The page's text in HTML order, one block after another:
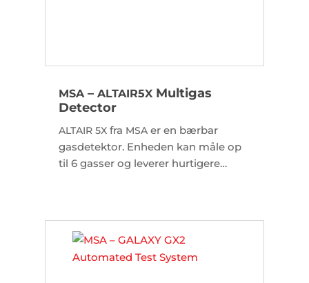
MSA– ALTAIR5XMultigas
Detector
ALTAIR 5Xfra MSAer en bærbar
gasdetektor. Enheden kan måle op
til 6 gasser og leverer hurtigere